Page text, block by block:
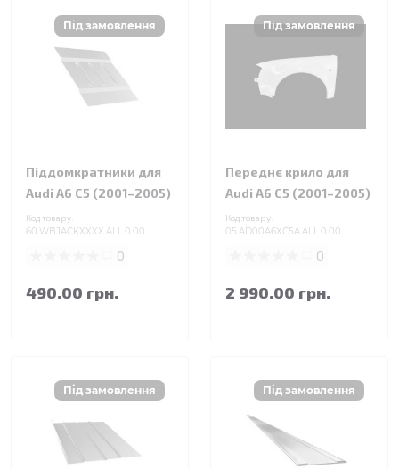
Піддомкратники для
Audi A6 C5 (2001–2005)
Код товару:
60.WBJACKXXXX.ALL.0.00
0
490.00 грн.
Переднє крило для
Audi A6 C5 (2001–2005)
Код товару:
05.AD00A6XC5A.ALL.0.00
0
2 990.00 грн.